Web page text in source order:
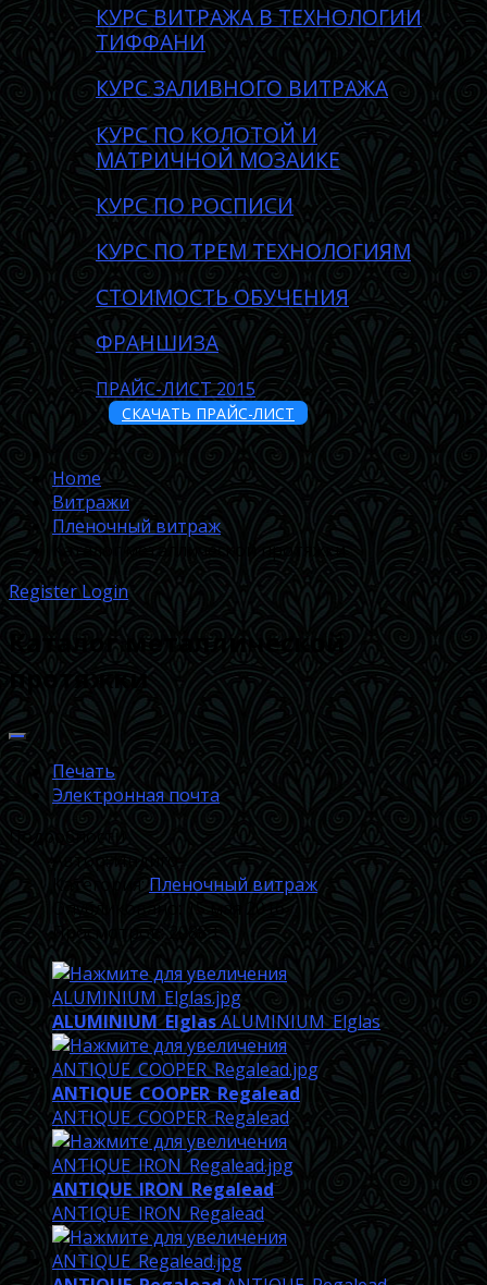
КУРС ВИТРАЖА В ТЕХНОЛОГИИ
ТИФФАНИ
КУРС ЗАЛИВНОГО ВИТРАЖА
КУРС ПО КОЛОТОЙ И
МАТРИЧНОЙ МОЗАИКЕ
КУРС ПО РОСПИСИ
КУРС ПО ТРЕМ ТЕХНОЛОГИЯМ
СТОИМОСТЬ ОБУЧЕНИЯ
ФРАНШИЗА
ПРАЙС-ЛИСТ 2015
СКАЧАТЬ ПРАЙС-ЛИСТ
Home
Витражи
Пленочный витраж
Каталог металлической протяжки
Register Login
Каталог металлической
протяжки
Печать
Электронная почта
Подробности
Автор:Индиго
Категория:Пленочный витраж
Опубликовано: 15 мая 2016
Просмотров: 20883
ALUMINIUM_ElglasALUMINIUM_Elglas
ANTIQUE_COOPER_Regalead
ANTIQUE_COOPER_Regalead
ANTIQUE_IRON_Regalead
ANTIQUE_IRON_Regalead